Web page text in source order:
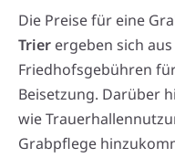
Die Preise für eine
Trier ergeben sich
Friedhofsgebühren
Beisetzung. Darüber
wie
Grabpflege